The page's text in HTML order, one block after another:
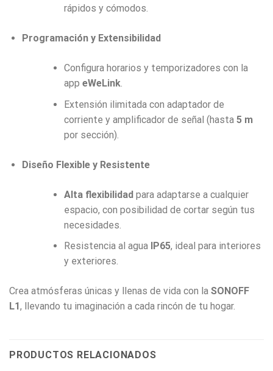
rápidos y cómodos.
Programación y Extensibilidad
Configura horarios y temporizadores con la
app eWeLink.
Extensión ilimitada con adaptador de
corriente y amplificador de señal (hasta 5 m
por sección).
Diseño Flexible y Resistente
Alta flexibilidadpara adaptarse a cualquier
espacio, con posibilidad de cortar según tus
necesidades.
Resistencia al agua IP65, ideal para interiores
y exteriores.
Crea atmósferas únicas y llenas de vida con la SONOFF
L1, llevando tu imaginación a cada rincón de tu hogar.
PRODUCTOS RELACIONADOS